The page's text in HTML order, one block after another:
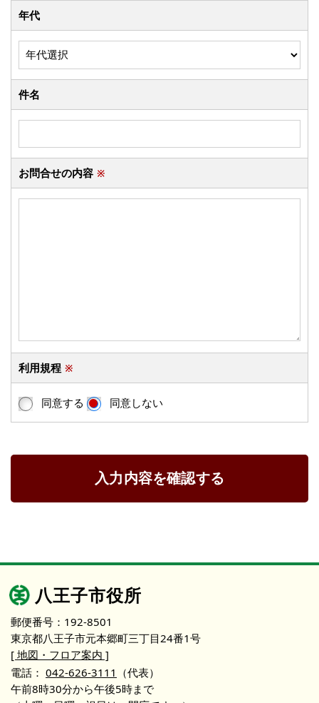
年代
件名
お問合せの内容 ※
利用規程 ※
同意する 同意しない
入力内容を確認する
八王子市役所
郵便番号：192-8501
東京都八王子市元本郷町三丁目24番1号
[ 地図・フロア案内 ]
電話： 042-626-3111 （代表）
午前8時30分から午後5時まで